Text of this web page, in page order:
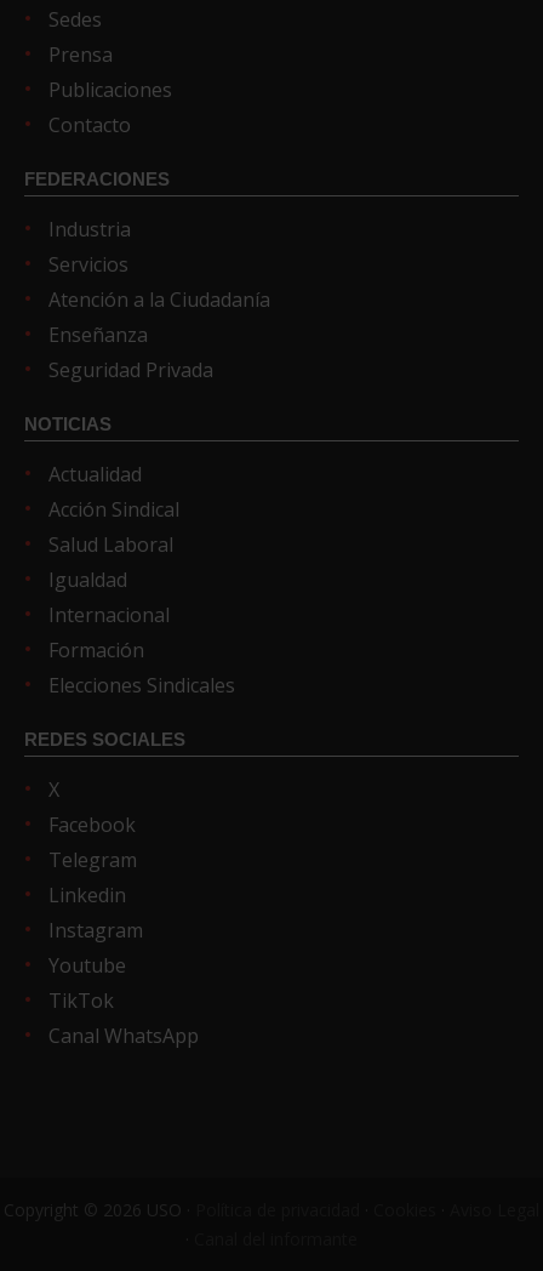
Sedes
Prensa
Publicaciones
Contacto
FEDERACIONES
Industria
Servicios
Atención a la Ciudadanía
Enseñanza
Seguridad Privada
NOTICIAS
Actualidad
Acción Sindical
Salud Laboral
Igualdad
Internacional
Formación
Elecciones Sindicales
REDES SOCIALES
X
Facebook
Telegram
Linkedin
Instagram
Youtube
TikTok
Canal WhatsApp
Copyright © 2026 USO ·